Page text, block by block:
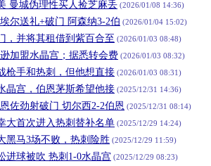
曼城伪理性买人捡芝麻丢 (2026/01/08 14:36)
尔送礼+破门 阿森纳3-2伯 (2026/01/04 15:02)
，并将其租借到紫百合至 (2026/01/03 08:48)
加盟水晶宫；据悉转会费 (2026/01/03 08:32)
枪手和热刺，但他想直接 (2026/01/03 08:31)
晶宫，伯恩茅斯希望他接 (2025/12/31 14:36)
佐劲射破门 切尔西2-2伯恩 (2025/12/31 08:14)
大首次进入热刺替补名单 (2025/12/29 14:24)
黑马3场不败，热刺险胜 (2025/12/29 11:59)
进球被吹 热刺1-0水晶宫 (2025/12/29 08:23)